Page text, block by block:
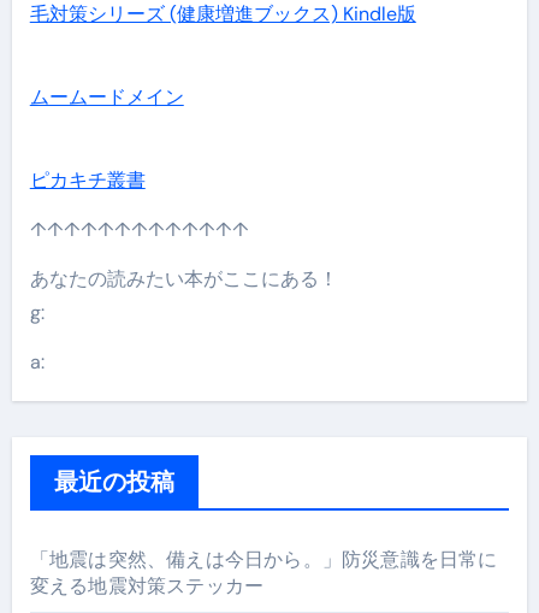
毛対策シリーズ (健康増進ブックス) Kindle版
ムームードメイン
ピカキチ叢書
↑↑↑↑↑↑↑↑↑↑↑↑↑
あなたの読みたい本がここにある！
g:
a:
最近の投稿
「地震は突然、備えは今日から。」防災意識を日常に
変える地震対策ステッカー